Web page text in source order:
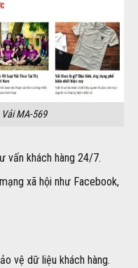
MA-569
vấn khách hàng 24/7.
xã hội như Facebook,
vệ dữ liệu khách hàng.